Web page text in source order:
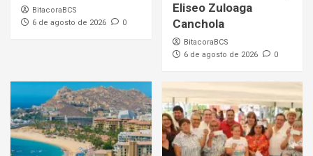
BitacoraBCS
6 de agosto de 2026
0
Eliseo Zuloaga
Canchola
BitacoraBCS
6 de agosto de 2026
0